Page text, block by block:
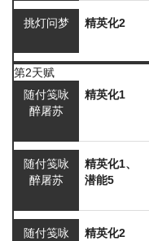
挑灯问梦 精英化2
第2天赋
随付笺咏
醉屠苏
精英化1
随付笺咏
醉屠苏
精英化1、
潜能5
随付笺咏
精英化2